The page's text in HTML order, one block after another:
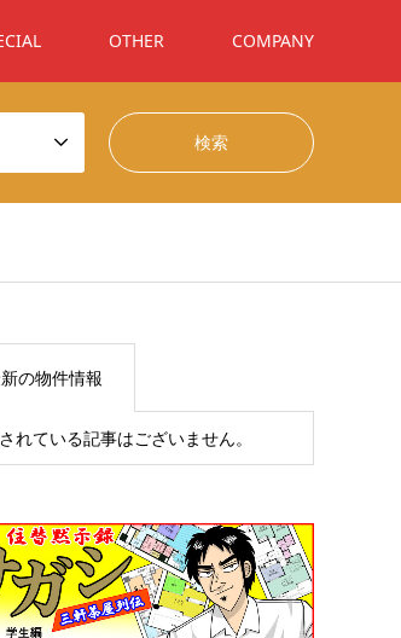
OTHER COMPANY
の物件情報
れている記事はございません。